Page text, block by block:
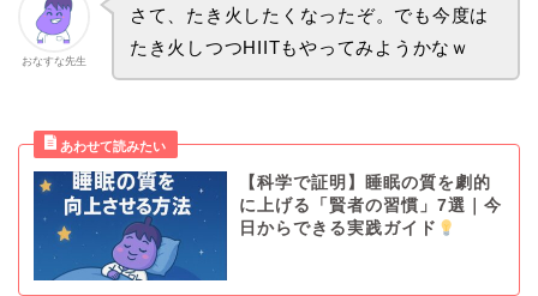
おなすな先生
さて、たき火したくなったぞ。でも今度は
たき火しつつHIITもやってみようかなｗ
【科学で証明】睡眠の質を劇的
に上げる「賢者の習慣」7選｜今
日からできる実践ガイド